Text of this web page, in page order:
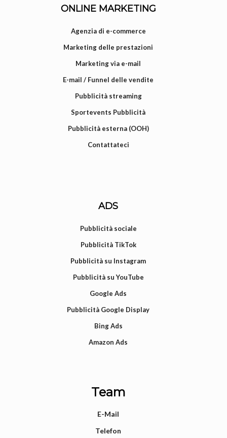
ONLINE MARKETING
Agenzia di e-commerce
Marketing delle prestazioni
Marketing via e-mail
E-mail / Funnel delle vendite
Pubblicità streaming
Sportevents Pubblicità
Pubblicità esterna (OOH)
Contattateci
ADS
Pubblicità sociale
Pubblicità TikTok
Pubblicità su Instagram
Pubblicità su YouTube
Google Ads
Pubblicità Google Display
Bing Ads
Amazon Ads
Team
E-Mail
Telefon